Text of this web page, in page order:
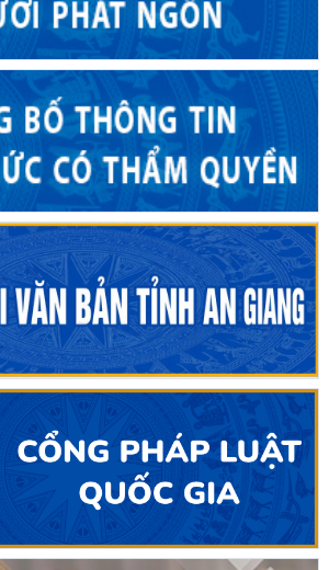
kiến thức Quốc phòng - An ninh đối
dự kỳ họp HĐND xã Giồng Riềng lần
lệ giữa năm 2026) (07 nghị quyết
tại kỳ họp)
họp thành viên UBND xã thường kỳ
(Mở rộng)
Giồng Riềng thăm, tặng quà gia đình
niệm Ngày Thương binh - Liệt sĩ
nến tri ân các Anh hùng liệt sĩ nhân kỷ
Thương binh - Liệt sĩ
Giồng Riềng thăm, tặng quà gia đình
niệm Ngày Thương binh - Liệt sĩ